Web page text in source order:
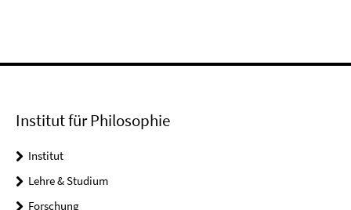
Institut für Philosophie
Institut
Lehre & Studium
Forschung